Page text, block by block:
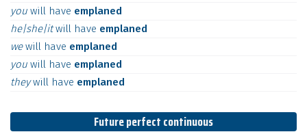
you will have emplaned
he|she|itwill have emplaned
wewill have emplaned
you will have emplaned
theywill have emplaned
Future perfect continuous